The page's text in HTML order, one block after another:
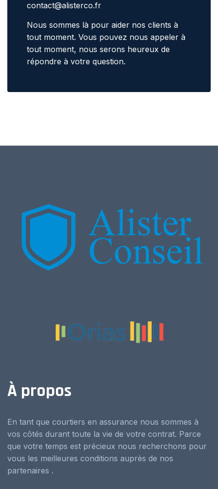
contact@alisterco.fr
Nous sommes là pour aider nos clients à
tout moment. Vous pouvez nous appeler à
tout moment, nous serons heureux de
répondre à votre question.
À propos
En tant que courtiers en assurance nous sommes à
vos côtés durant toute la vie de votre contrat. Parce
que votre temps est précieux nous recherchons pour
vous les meilleures conditions auprès de nos
partenaires .